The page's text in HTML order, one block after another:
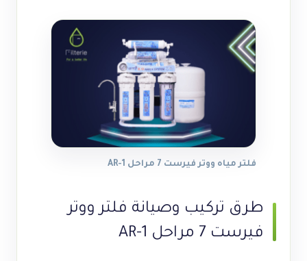
فلتر مياه ووتر فيرست 7 مراحل AR-1
طرق تركيب وصيانة فلتر ووتر
فيرست 7 مراحل AR-1